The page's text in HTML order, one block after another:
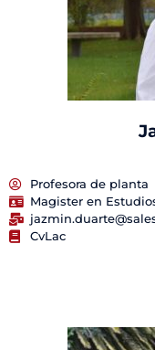
Profesora de planta
Magister en
CvLac